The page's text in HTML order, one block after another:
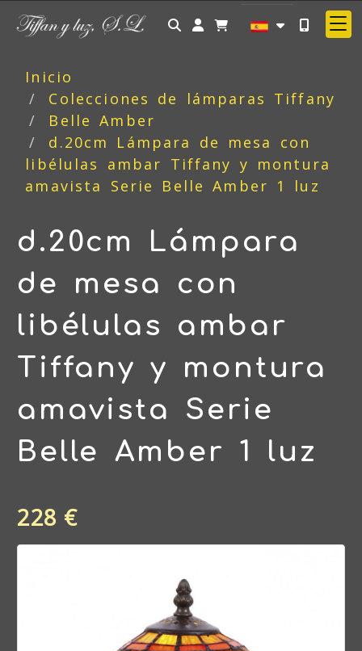
Identifícate
Inicio
Colecciones de lámparas Tiffany
Belle Amber
d.20cm Lámpara de mesa con
libélulas ambar Tiffany y montura
amavista Serie Belle Amber 1 luz
d.20cm Lámpara
de mesa con
libélulas ambar
Tiffany y montura
amavista Serie
Belle Amber 1 luz
228 €